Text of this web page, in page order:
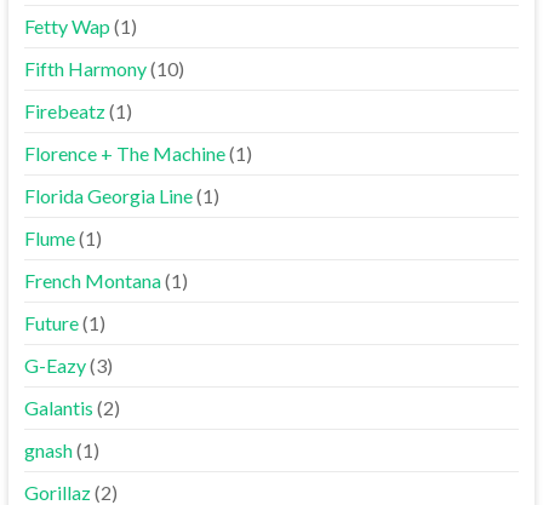
Fetty Wap (1)
Fifth Harmony(10)
Firebeatz(1)
Florence + The Machine(1)
Florida Georgia Line(1)
Flume(1)
French Montana(1)
Future(1)
G-Eazy(3)
Galantis (2)
gnash(1)
Gorillaz(2)